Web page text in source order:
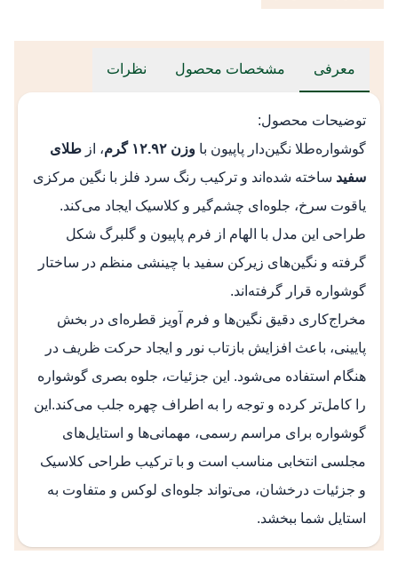
معرفی مشخصات محصول نظرات
توضیحات محصول:
گوشواره‌طلا نگین‌دار پاپیون با وزن ۱۲.۹۲ گرم ، از طلای
سفید ساخته شده‌اند و ترکیب رنگ سرد فلز با نگین مرکزی
یاقوت سرخ، جلوه‌ای چشم‌گیر و کلاسیک ایجاد می‌کند.
طراحی این مدل با الهام از فرم پاپیون و گلبرگ شکل
گرفته و نگین‌های زیرکن سفید با چینشی منظم در ساختار
گوشواره قرار گرفته‌اند.
مخراج‌کاری دقیق نگین‌ها و فرم آویز قطره‌ای در بخش
پایینی، باعث افزایش بازتاب نور و ایجاد حرکت ظریف در
هنگام استفاده می‌شود. این جزئیات، جلوه بصری گوشواره
را کامل‌تر کرده و توجه را به اطراف چهره جلب می‌کند.این
گوشواره برای مراسم رسمی، مهمانی‌ها و استایل‌های
مجلسی انتخابی مناسب است و با ترکیب طراحی کلاسیک
و جزئیات درخشان، می‌تواند جلوه‌ای لوکس و متفاوت به
استایل شما ببخشد.